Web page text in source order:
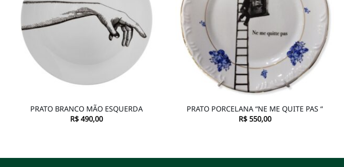
PRATO BRANCO MÃO ESQUERDA
R$ 490,00
PRATO PORCELANA “NE ME QUITE PAS “
R$550,00